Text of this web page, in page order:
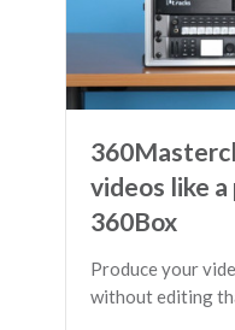
videos like
360Box
Produce your
without editing